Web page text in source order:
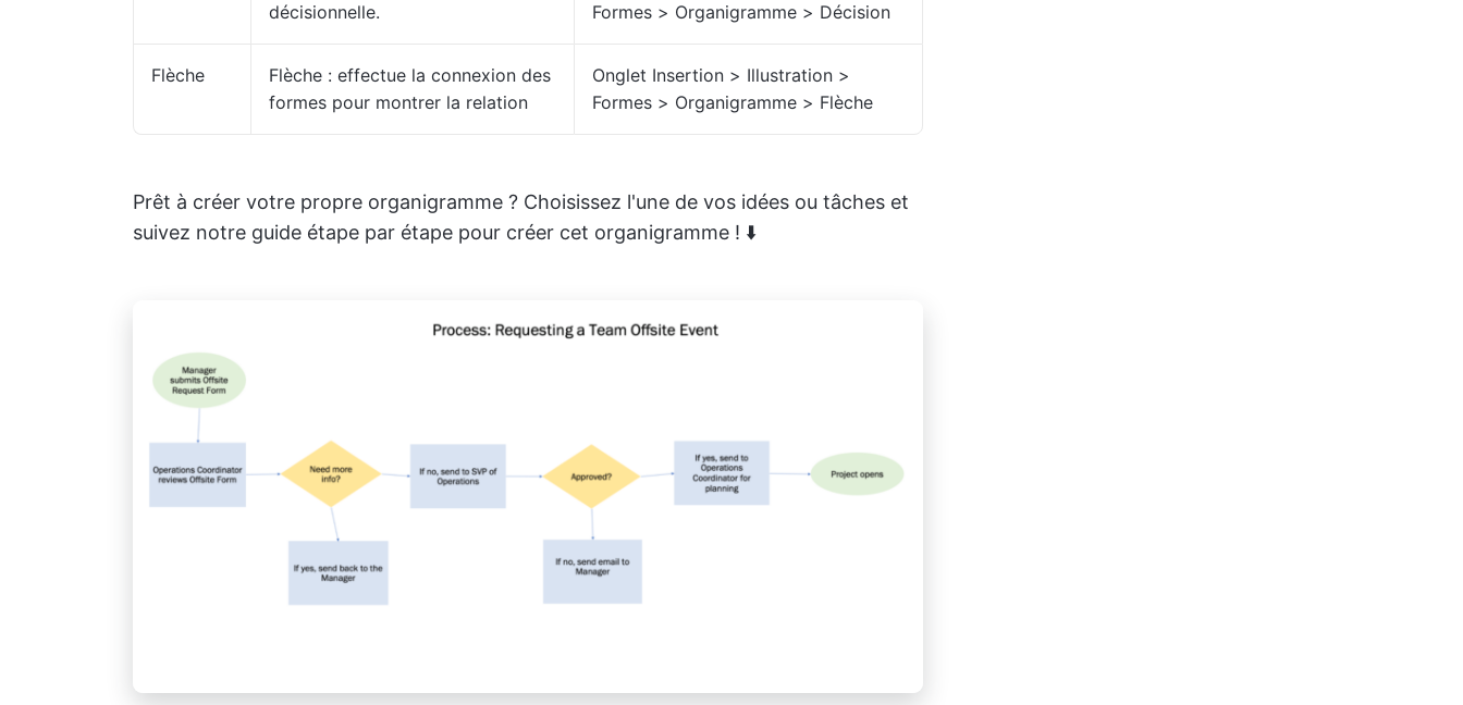
décisionnelle.
Formes > Organigramme > Décision
Flèche
Flèche : effectue la connexion des
formes pour montrer la relation
Onglet Insertion > Illustration >
Formes > Organigramme > Flèche
Prêt à créer votre propre organigramme ? Choisissez l'une de vos idées ou tâches et
suivez notre guide étape par étape pour créer cet organigramme ! ⬇️